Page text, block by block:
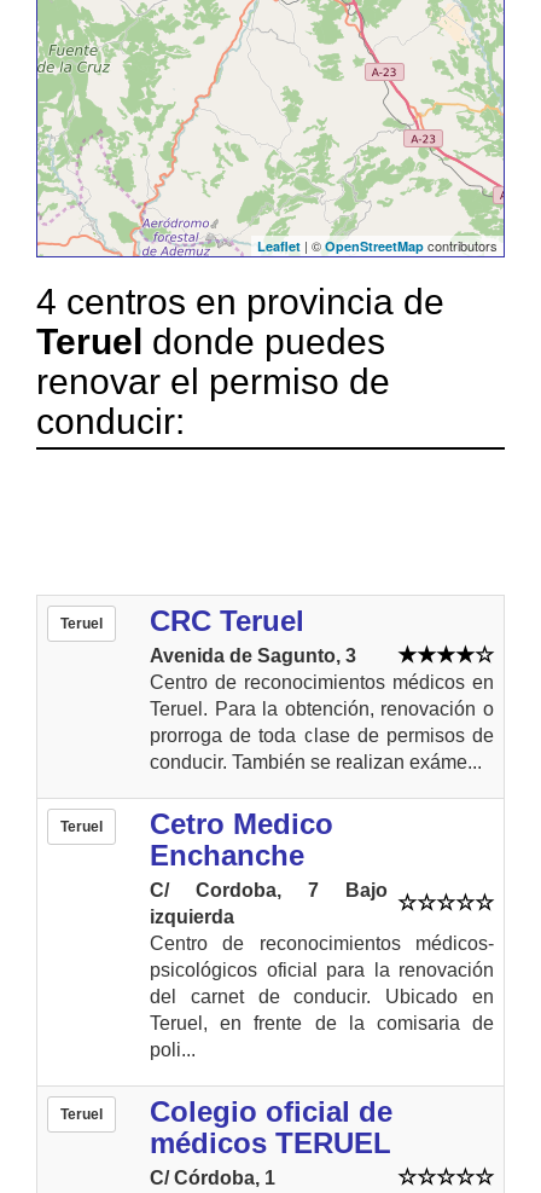
Leaflet | © OpenStreetMap contributors
4 centros en provincia de
Teruel donde puedes
renovar el permiso de
conducir:
Teruel CRC Teruel
Avenida de Sagunto, 3
Centro de reconocimientos médicos en
Teruel. Para la obtención, renovación o
prorroga de toda clase de permisos de
conducir. También se realizan exáme...
Teruel
Cetro Medico
Enchanche
C/ Cordoba, 7 Bajo
izquierda
Centro de reconocimientos médicos-
psicológicos oficial para la renovación
del carnet de conducir. Ubicado en
Teruel, en frente de la comisaria de
poli...
Teruel
Colegio oficial de
médicos TERUEL
C/ Córdoba, 1